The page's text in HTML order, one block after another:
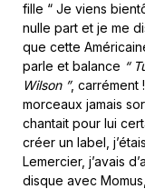
fille “ Je viens
nulle part et je me
que cette
parle et balance “
Wilson ”, carrément
morceaux jamais
chantait pour lui
créer un label,
Lemercier, j’avais
disque avec